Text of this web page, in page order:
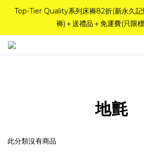
如需訂造特別尺寸床褥，請聯繫海馬牌
98842008！
Top-Tier Quality系列床褥82折(新永久記
褥)＋送禮品＋免運費(只限
地氈
此分類沒有商品